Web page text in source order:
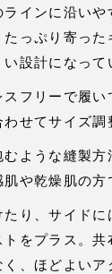
インに沿い
っぷり寄った
設計になって
フリーで履
せてサイズ調
ような縫製方
や乾燥肌の方
り、サイドに
をプラス。
、ほどよいア